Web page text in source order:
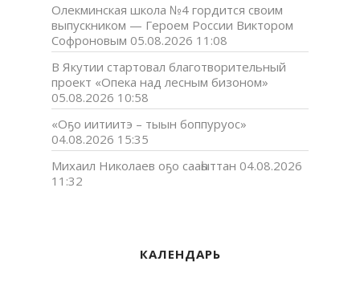
Олекминская школа №4 гордится своим
выпускником — Героем России Виктором
Софроновым 05.08.2026 11:08
В Якутии стартовал благотворительный
проект «Опека над лесным бизоном»
05.08.2026 10:58
«Оҕо иитиитэ – тыын боппуруос»
04.08.2026 15:35
Михаил Николаев оҕо сааһыттан 04.08.2026
11:32
КАЛЕНДАРЬ